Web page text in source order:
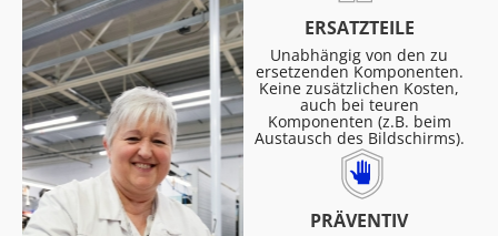
ERSATZTEILE
Unabhängig von den zu
ersetzenden Komponenten.
Keine zusätzlichen Kosten,
auch bei teuren
Komponenten (z.B. beim
Austausch des Bildschirms).
PRÄVENTIV